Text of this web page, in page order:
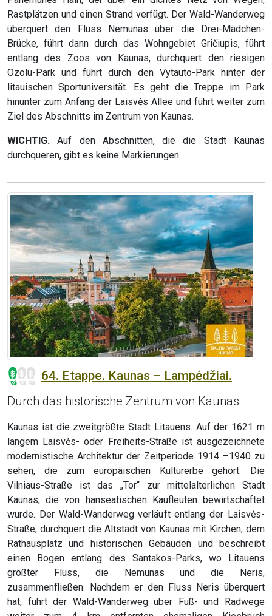
Rastplätzen und einen Strand verfügt. Der Wald-Wanderweg
überquert den Fluss Nemunas über die Drei-Mädchen-
Brücke, führt dann durch das Wohngebiet Gričiupis, führt
entlang des Zoos von Kaunas, durchquert den riesigen
Ozolu-Park und führt durch den Vytauto-Park hinter der
litauischen Sportuniversität. Es geht die Treppe im Park
hinunter zum Anfang der Laisvės Allee und führt weiter zum
Ziel des Abschnitts im Zentrum von Kaunas.
WICHTIG.Auf den Abschnitten, die die Stadt Kaunas
durchqueren, gibt es keine Markierungen.
64. Etappe. Kaunas – Lampėdžiai.
Durch das historische Zentrum von Kaunas
Kaunas ist die zweitgrößte Stadt Litauens. Auf der 1621 m
langem Laisvės- oder Freiheits-Straße ist ausgezeichnete
modernistische Architektur der Zeitperiode 1914 –1940 zu
sehen, die zum europäischen Kulturerbe gehört. Die
Vilniaus-Straße ist das „Tor“ zur mittelalterlichen Stadt
Kaunas, die von hanseatischen Kaufleuten bewirtschaftet
wurde. Der Wald-Wanderweg verläuft entlang der Laisvės-
Straße, durchquert die Altstadt von Kaunas mit Kirchen, dem
Rathausplatz und historischen Gebäuden und beschreibt
einen Bogen entlang des Santakos-Parks, wo Litauens
größter Fluss, die Nemunas und die Neris,
zusammenfließen. Nachdem er den Fluss Neris überquert
hat, führt der Wald-Wanderweg über Fuß- und Radwege